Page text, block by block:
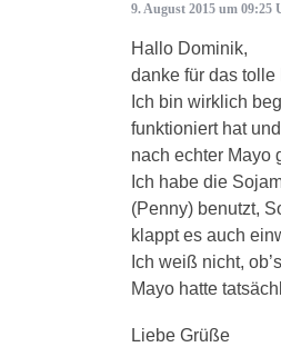
9. August 2015 um 09:25
Hallo Dominik,
danke für das tolle
Ich bin wirklich
funktioniert hat
nach echter Mayo
Ich habe die
(Penny) benutzt,
klappt es auch
Ich weiß nicht,
Mayo hatte
Liebe Grüße